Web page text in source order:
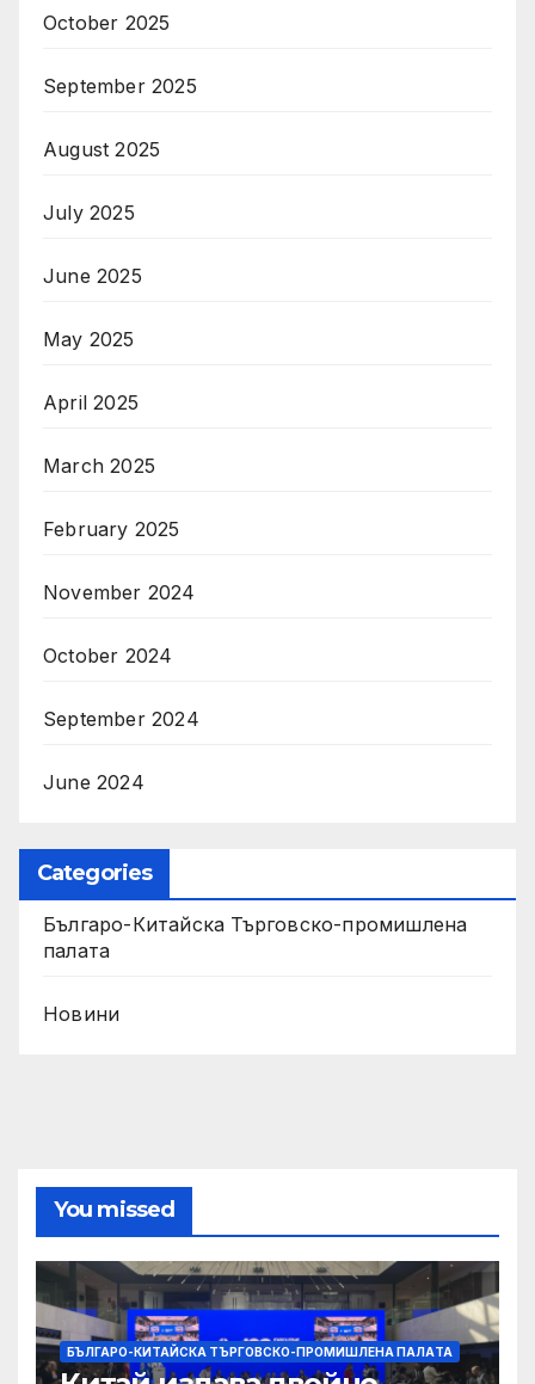
October 2025
September 2025
August 2025
July 2025
June 2025
May 2025
April 2025
March 2025
February 2025
November 2024
October 2024
September 2024
June 2024
Categories
Българо-Китайска Търговско-промишлена
палaта
Новини
You missed
БЪЛГАРО-КИТАЙСКА ТЪРГОВСКО-ПРОМИШЛЕНА ПАЛAТА